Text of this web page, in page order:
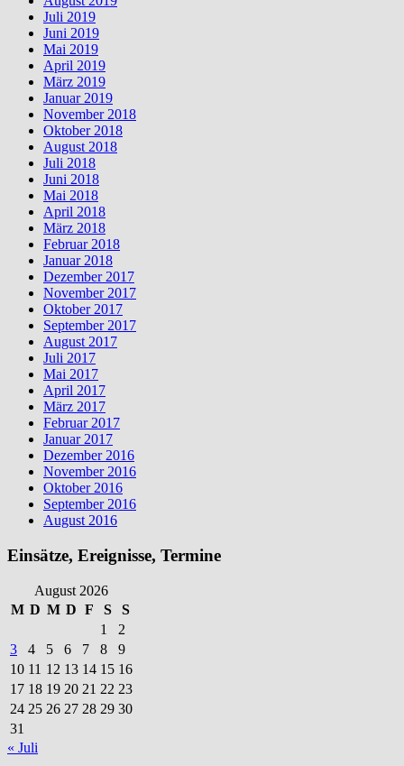
Juli 2019
Juni 2019
Mai 2019
April 2019
März 2019
Januar 2019
November 2018
Oktober 2018
August 2018
Juli 2018
Juni 2018
Mai 2018
April 2018
März 2018
Februar 2018
Januar 2018
Dezember 2017
November 2017
Oktober 2017
September 2017
August 2017
Juli 2017
Mai 2017
April 2017
März 2017
Februar 2017
Januar 2017
Dezember 2016
November 2016
Oktober 2016
September 2016
August 2016
Einsätze, Ereignisse, Termine
August 2026
M D M D F S
S
1
2
3
4 5 6 7 8
9
10 11 12 13 14 15 16
17 18 19 20 21 22 23
24 25 26 27 28 29 30
31
« Juli